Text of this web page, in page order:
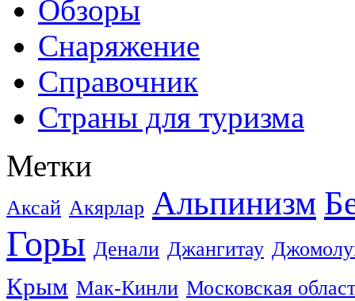
Обзоры
Снаряжение
Справочник
Страны для туризма
Метки
Аксай Акярлар Альпинизм
Горы Денали Джангитау
Крым Мак-Кинли Московская